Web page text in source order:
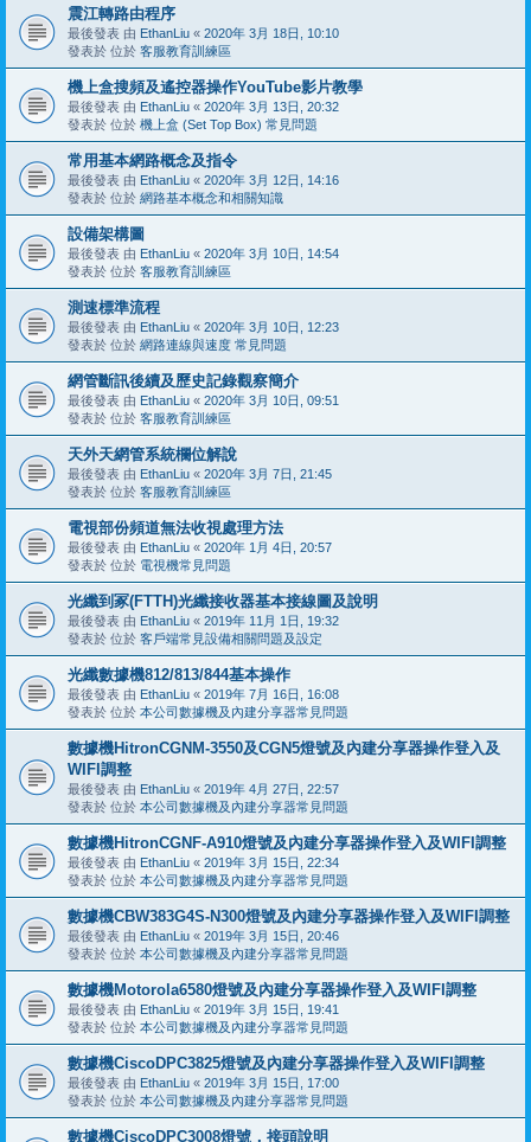
震江轉路由程序
最後發表 由 EthanLiu « 2020年 3月 18日, 10:10
發表於 位於 客服教育訓練區
機上盒搜頻及遙控器操作YouTube影片教學
最後發表 由 EthanLiu « 2020年 3月 13日, 20:32
發表於 位於 機上盒 (Set Top Box) 常見問題
常用基本網路概念及指令
最後發表 由 EthanLiu « 2020年 3月 12日, 14:16
發表於 位於 網路基本概念和相關知識
設備架構圖
最後發表 由 EthanLiu « 2020年 3月 10日, 14:54
發表於 位於 客服教育訓練區
測速標準流程
最後發表 由 EthanLiu « 2020年 3月 10日, 12:23
發表於 位於 網路連線與速度 常見問題
網管斷訊後續及歷史記錄觀察簡介
最後發表 由 EthanLiu « 2020年 3月 10日, 09:51
發表於 位於 客服教育訓練區
天外天網管系統欄位解說
最後發表 由 EthanLiu « 2020年 3月 7日, 21:45
發表於 位於 客服教育訓練區
電視部份頻道無法收視處理方法
最後發表 由 EthanLiu « 2020年 1月 4日, 20:57
發表於 位於 電視機常見問題
光纖到冢(FTTH)光纖接收器基本接線圖及說明
最後發表 由 EthanLiu « 2019年 11月 1日, 19:32
發表於 位於 客戶端常見設備相關問題及設定
光纖數據機812/813/844基本操作
最後發表 由 EthanLiu « 2019年 7月 16日, 16:08
發表於 位於 本公司數據機及內建分享器常見問題
數據機HitronCGNM-3550及CGN5燈號及內建分享器操作登入及
WIFI調整
最後發表 由 EthanLiu « 2019年 4月 27日, 22:57
發表於 位於 本公司數據機及內建分享器常見問題
數據機HitronCGNF-A910燈號及內建分享器操作登入及WIFI調整
最後發表 由 EthanLiu « 2019年 3月 15日, 22:34
發表於 位於 本公司數據機及內建分享器常見問題
數據機CBW383G4S-N300燈號及內建分享器操作登入及WIFI調整
最後發表 由 EthanLiu « 2019年 3月 15日, 20:46
發表於 位於 本公司數據機及內建分享器常見問題
數據機Motorola6580燈號及內建分享器操作登入及WIFI調整
最後發表 由 EthanLiu « 2019年 3月 15日, 19:41
發表於 位於 本公司數據機及內建分享器常見問題
數據機CiscoDPC3825燈號及內建分享器操作登入及WIFI調整
最後發表 由 EthanLiu « 2019年 3月 15日, 17:00
發表於 位於 本公司數據機及內建分享器常見問題
數據機CiscoDPC3008燈號，接頭說明